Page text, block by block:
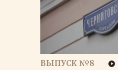
ВЫПУСК №8